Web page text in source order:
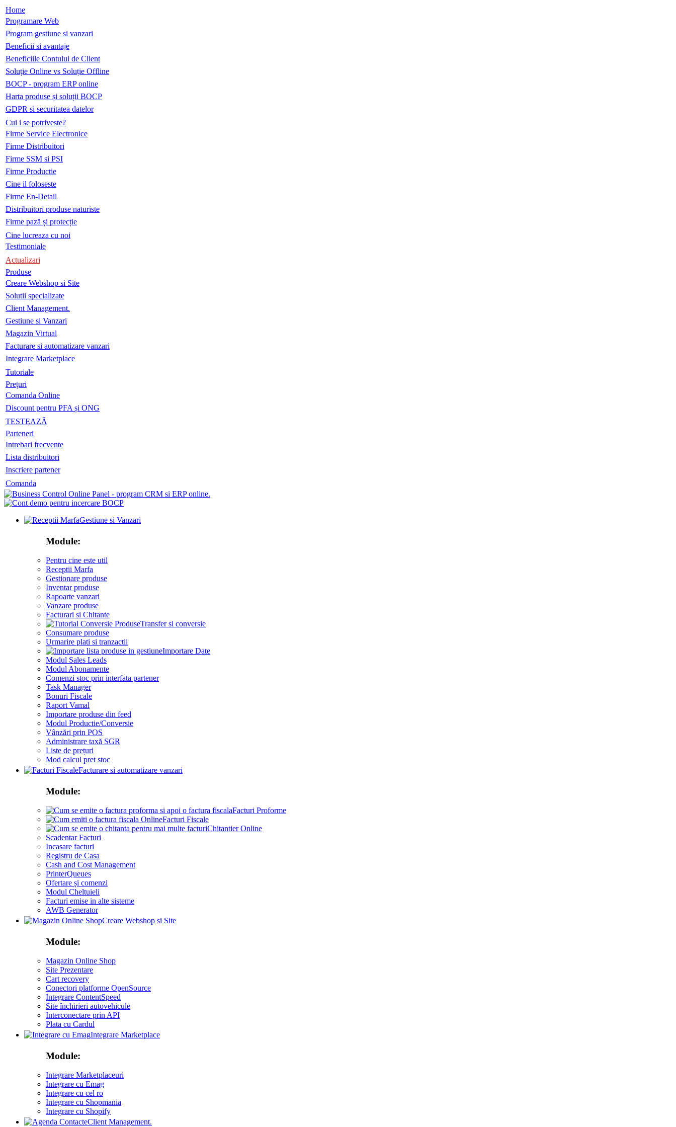
Home
Programare Web
Program gestiune si vanzari
Beneficii si avantaje
Beneficiile Contului de Client
Soluție Online vs Soluție Offline
BOCP - program ERP online
Harta produse și soluții BOCP
GDPR si securitatea datelor
Cui i se potriveste?
Firme Service Electronice
Firme Distribuitori
Firme SSM si PSI
Firme Productie
Cine il foloseste
Firme En-Detail
Distribuitori produse naturiste
Firme pază și protecție
Cine lucreaza cu noi
Testimoniale
Actualizari
Produse
Creare Webshop si Site
Solutii specializate
Client Management.
Gestiune si Vanzari
Magazin Virtual
Facturare si automatizare vanzari
Integrare Marketplace
Tutoriale
Prețuri
Comanda Online
Discount pentru PFA și ONG
TESTEAZĂ
Parteneri
Intrebari frecvente
Lista distribuitori
Inscriere partener
Comanda
Gestiune si Vanzari
Module:
Pentru cine este util
Receptii Marfa
Gestionare produse
Inventar produse
Rapoarte vanzari
Vanzare produse
Facturari si Chitante
Transfer si conversie
Consumare produse
Urmarire plati si tranzactii
Importare Date
Modul Sales Leads
Modul Abonamente
Comenzi stoc prin interfata partener
Task Manager
Bonuri Fiscale
Raport Vamal
Importare produse din feed
Modul Productie/Conversie
Vânzări prin POS
Administrare taxă SGR
Liste de prețuri
Mod calcul pret stoc
Facturare si automatizare vanzari
Module:
Facturi Proforme
Facturi Fiscale
Chitantier Online
Scadentar Facturi
Incasare facturi
Registru de Casa
Cash and Cost Management
PrinterQueues
Ofertare și comenzi
Modul Cheltuieli
Facturi emise in alte sisteme
AWB Generator
Creare Webshop si Site
Module:
Magazin Online Shop
Site Prezentare
Cart recovery
Conectori platforme OpenSource
Integrare ContentSpeed
Site închirieri autovehicule
Interconectare prin API
Plata cu Cardul
Integrare Marketplace
Module:
Integrare Marketplaceuri
Integrare cu Emag
Integrare cu cel ro
Integrare cu Shopmania
Integrare cu Shopify
Client Management.